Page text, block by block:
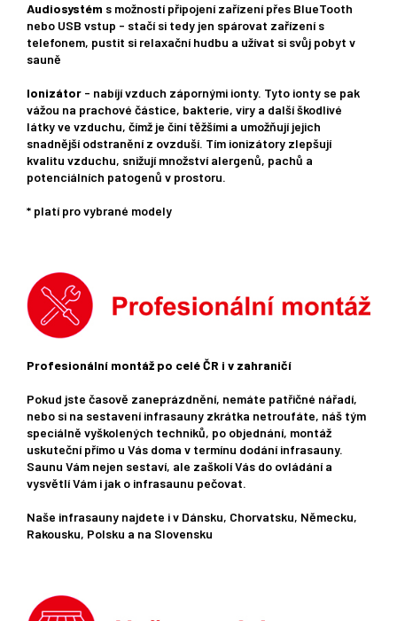
Audiosystém s možností připojení zařízení přes BlueTooth
nebo USB vstup - stačí si tedy jen spárovat zařízení s
telefonem, pustit si relaxační hudbu a užívat si svůj pobyt v
sauně
Ionizátor - nabíjí vzduch zápornými ionty. Tyto ionty se pak
vážou na prachové částice, bakterie, viry a další škodlivé
látky ve vzduchu, čímž je činí těžšími a umožňují jejich
snadnější odstranění z ovzduší. Tím ionizátory zlepšují
kvalitu vzduchu, snižují množství alergenů, pachů a
potenciálních patogenů v prostoru.
* platí pro vybrané modely
Profesionální montáž po celé ČR i v zahraničí
Pokud jste časově zaneprázdnění, nemáte patřičné nářadí,
nebo si na sestavení infrasauny zkrátka netroufáte, náš tým
speciálně vyškolených techniků, po objednání, montáž
uskuteční přímo u Vás doma v termínu dodání infrasauny.
Saunu Vám nejen sestaví, ale zaškolí Vás do ovládání a
vysvětlí Vám i jak o infrasaunu pečovat.
Naše infrasauny najdete i v Dánsku, Chorvatsku, Německu,
Rakousku, Polsku a na Slovensku